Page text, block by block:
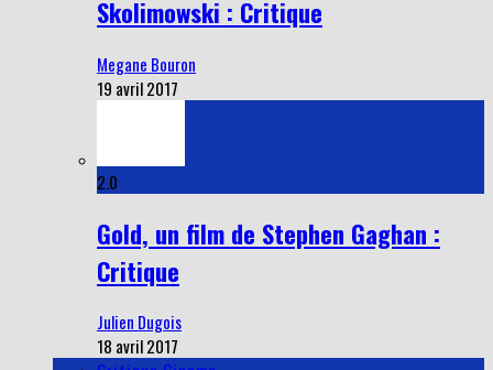
Skolimowski : Critique
Megane Bouron
19 avril 2017
2.0
Gold, un film de Stephen Gaghan :
Critique
Julien Dugois
18 avril 2017